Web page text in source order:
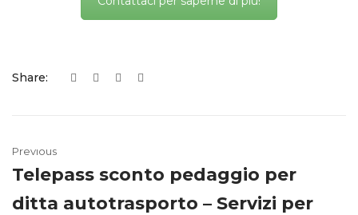
Share:
Previous
Telepass sconto pedaggio per
ditta autotrasporto – Servizi per